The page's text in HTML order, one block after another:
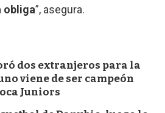
obliga”, asegura.
dos extranjeros para la
viene de ser campeón
Juniors